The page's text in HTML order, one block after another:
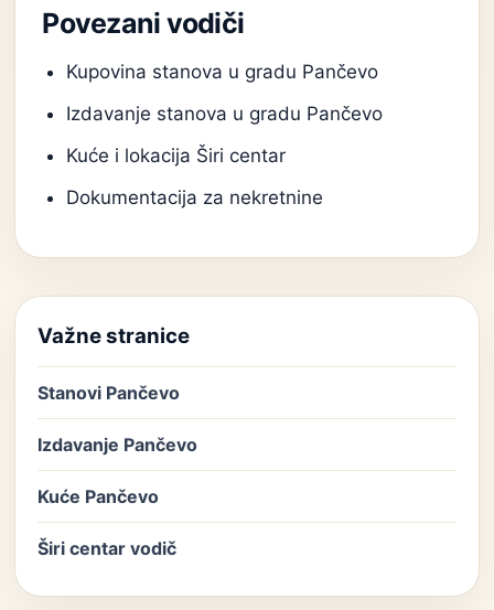
Povezani vodiči
Kupovina stanova u gradu Pančevo
Izdavanje stanova u gradu Pančevo
Kuće i lokacija Širi centar
Dokumentacija za nekretnine
Važne stranice
Stanovi Pančevo
Izdavanje Pančevo
Kuće Pančevo
Širi centar vodič